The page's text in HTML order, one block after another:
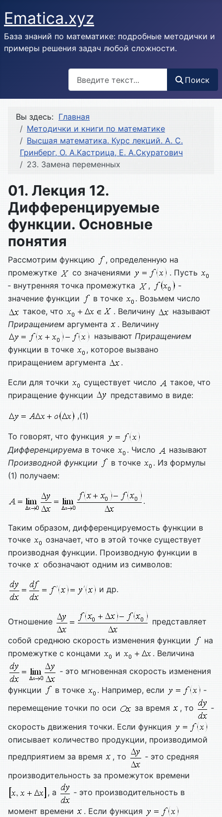
Ematica.xyz
База знаний по математике: подробные методички и
примеры решения задач любой сложности.
Поиск
Вы здесь: Главная
Методички и книги по математике
Высшая математика. Курс лекций. А. С.
Гринберг, О. А.Кастрица, Е. А.Скуратович
23. Замена переменных
01. Лекция 12.
Дифференцируемые
функции. Основные
понятия
Рассмотрим функцию
, определенную на
промежутке
со значениями
. Пусть
‑ внутренняя точка промежутка
,
‑
значение функции
в точке
. Возьмем число
такое, что
. Величину
называют
Приращением аргумента
. Величину
называют Приращением
функции в точке
, которое вызвано
приращением аргумента
.
Если для точки
существует число
такое, что
приращение функции
представимо в виде:
,(1)
То говорят, что функция
Дифференцируема в точке . Число
называют
Производной функции
в точке
. Из формулы
(1) получаем:
.
Таким образом, дифференцируемость функции в
точке
означает, что в этой точке существует
производная функции. Производную функции в
точке
обозначают одним из символов:
и др.
Отношение
представляет
собой среднюю скорость изменения функции
на
промежутке с концами
и
. Величина
‑ это мгновенная скорость изменения
функции
в точке . Например, если
‑
перемещение точки по оси
за время , то
‑
скорость движения точки. Если функция
описывает количество продукции, производимой
предприятием за время
, то
‑ это средняя
производительность за промежуток времени
, а
‑ это производительность в
момент времени
. Если функция